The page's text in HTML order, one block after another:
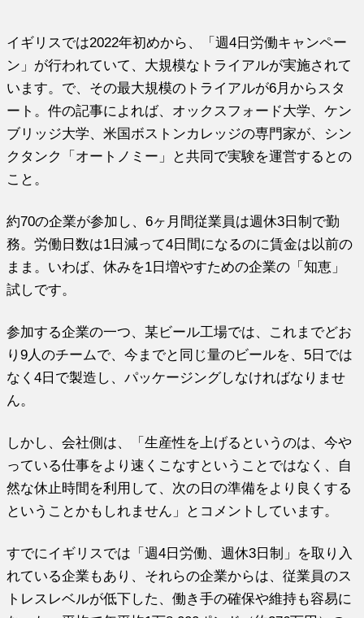
イギリスでは2022年初めから、「週4日労働キャンペー
ン」が行われていて、大規模なトライアルが実施されて
います。で、その最大規模のトライアルが6月からスタ
ート。件の記事によれば、オックスフォード大学、ケン
ブリッジ大学、米国ボストンカレッジの専門家が、シン
クタンク「オートノミー」と共同で実験を運営するとの
こと。
約70の企業が参加し、6ヶ月間従業員は週休3日制で勤
務。労働日数は1日減って4日間になるのに賃金は以前の
まま。いわば、休みを1日増やすための企業の「知恵」
試しです。
参加する企業の一つ、某ビール工場では、これまでどお
り9人のチームで、今までと同じ量のビールを、5日では
なく4日で製造し、パッケージングしなければなりませ
ん。
しかし、会社側は、「生産性を上げるというのは、今や
っている仕事をより速くこなすということではなく、自
然な休止時間を利用して、次の日の準備をより良くする
ということかもしれません」とコメントしています。
すでにイギリスでは「週4日労働、週休3日制」を取り入
れている企業もあり、それらの企業からは、従業員のス
トレスレベルが低下した、働き手の確保や維持も容易に